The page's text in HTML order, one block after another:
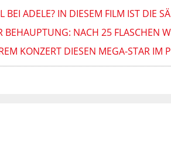
BEI ADELE? IN DIESEM FILM IST DIE
BEHAUPTUNG: NACH 25 FLASCHEN
KONZERT DIESEN MEGA-STAR IM